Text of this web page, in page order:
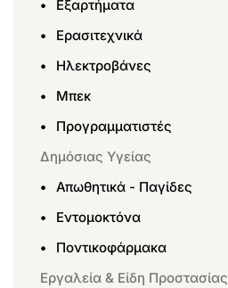
Εξαρτήματα
Ερασιτεχνικά
Ηλεκτροβάνες
Μπεκ
Προγραμματιστές
Δημόσιας Υγείας
Απωθητικά - Παγίδες
Εντομοκτόνα
Ποντικοφάρμακα
Εργαλεία & Είδη Προστασίας